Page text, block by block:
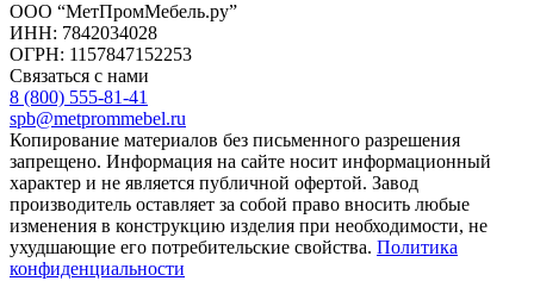
ООО “МетПромМебель.ру”
ИНН: 7842034028
ОГРН: 1157847152253
Связаться с нами
8 (800) 555-81-41
spb@metprommebel.ru
Копирование материалов без письменного разрешения
запрещено. Информация на сайте носит информационный
характер и не является публичной офертой. Завод
производитель оставляет за собой право вносить любые
изменения в конструкцию изделия при необходимости, не
ухудшающие его потребительские свойства. Политика
конфиденциальности